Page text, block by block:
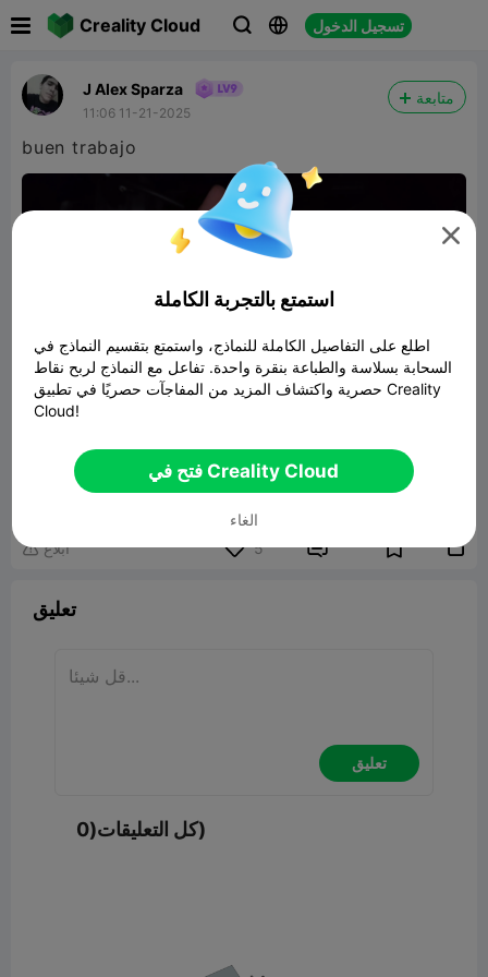
Creality Cloud   تسجيل الدخول
J Alex Sparza
11:06 11-21-2025
متابعة
buen trabajo
letrero de merry christmas para decorar
pasteles
322.31KB نموذج ثلاثي الأبعاد ذو صلة
 ابلاغ 5  
تعليق
تعليق
كل التعليقات(0)

استمتع بالتجربة الكاملة
اطلع على التفاصيل الكاملة للنماذج، واستمتع بتقسيم النماذج في
السحابة بسلاسة والطباعة بنقرة واحدة. تفاعل مع النماذج لربح نقاط
حصرية واكتشاف المزيد من المفاجآت حصريًا في تطبيق Creality
Cloud!
فتح في Creality Cloud
الغاء